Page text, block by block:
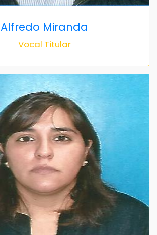
Alfredo Miranda
Vocal Titular